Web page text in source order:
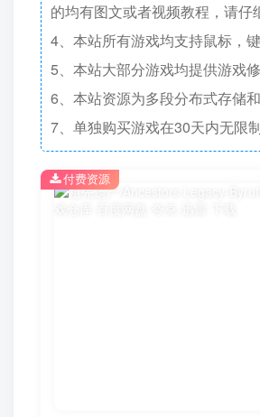
的均有图文或者视频教程，请仔
4、本站所有游戏均支持鼠标，
5、本站大部分游戏均提供游戏
6、本站资源为多段分布式存储
7、单独购买游戏在30天内无限
付费资源